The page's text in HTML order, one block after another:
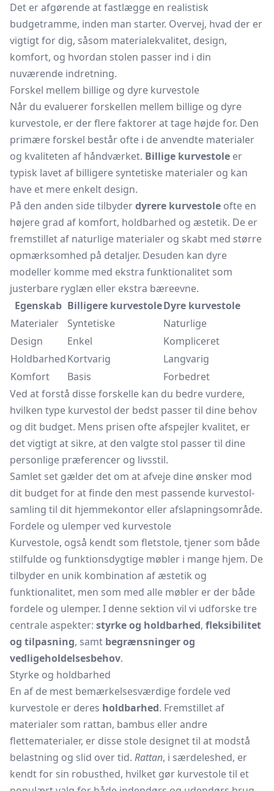
Det er afgørende at fastlægge en realistisk
budgetramme, inden man starter. Overvej, hvad der er
vigtigt for dig, såsom materialekvalitet, design,
komfort, og hvordan stolen passer ind i din
nuværende indretning.
Forskel mellem billige og dyre kurvestole
Når du evaluerer forskellen mellem billige og dyre
kurvestole, er der flere faktorer at tage højde for. Den
primære forskel består ofte i de anvendte materialer
og kvaliteten af håndværket. Billige kurvestole er
typisk lavet af billigere syntetiske materialer og kan
have et mere enkelt design.
På den anden side tilbyderdyrere kurvestole ofte en
højere grad af komfort, holdbarhed og æstetik. De er
fremstillet af naturlige materialer og skabt med større
opmærksomhed på detaljer. Desuden kan dyre
modeller komme med ekstra funktionalitet som
justerbare ryglæn eller ekstra bæreevne.
Egenskab Billigere kurvestoleDyre kurvestole
Materialer
Syntetiske
Naturlige
Design
Enkel
Kompliceret
HoldbarhedKortvarig
Langvarig
Komfort
Basis
Forbedret
Ved at forstå disse forskelle kan du bedre vurdere,
hvilken type kurvestol der bedst passer til dine behov
og dit budget. Mens prisen ofte afspejler kvalitet, er
det vigtigt at sikre, at den valgte stol passer til dine
personlige præferencer og livsstil.
Samlet set gælder det om at afveje dine ønsker mod
dit budget for at finde den mest passende kurvestol-
samling til dit hjemmekontor eller afslapningsområde.
Fordele og ulemper ved kurvestole
Kurvestole, også kendt som fletstole, tjener som både
stilfulde og funktionsdygtige møbler i mange hjem. De
tilbyder en unik kombination af æstetik og
funktionalitet, men som med alle møbler er der både
fordele og ulemper. I denne sektion vil vi udforske tre
centrale aspekter: styrke og holdbarhed, fleksibilitet
og tilpasning, samt begrænsninger og
vedligeholdelsesbehov.
Styrke og holdbarhed
En af de mest bemærkelsesværdige fordele ved
kurvestole er deres holdbarhed. Fremstillet af
materialer som rattan, bambus eller andre
flettematerialer, er disse stole designet til at modstå
belastning og slid over tid. Rattan, i særdeleshed, er
kendt for sin robusthed, hvilket gør kurvestole til et